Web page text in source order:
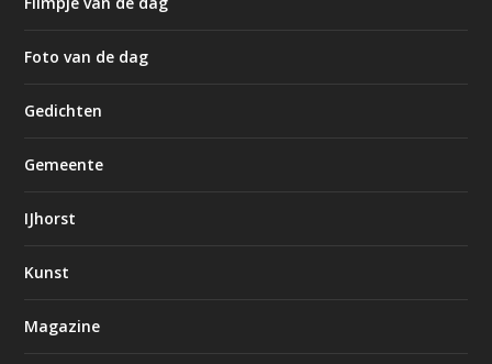
Foto van de dag
Gedichten
Gemeente
IJhorst
Kunst
Magazine